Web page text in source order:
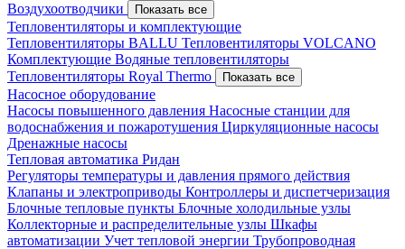
Воздухоотводчики
Показать все
Тепловентиляторы и комплектующие
Тепловентиляторы BALLU Тепловентиляторы VOLCANO
Комплектующие Водяные тепловентиляторы
Тепловентиляторы Royal Thermo
Показать все
Насосное оборудование
Насосы повышенного давления Насосные станции для
водоснабжения и пожаротушения Циркуляционные насосы
Дренажные насосы
Тепловая автоматика Ридан
Регуляторы температуры и давления прямого действия
Клапаны и электроприводы Контроллеры и диспетчеризация
Блочные тепловые пункты Блочные холодильные узлы
Коллекторные и распределительные узлы Шкафы
автоматизации Учет тепловой энергии Трубопроводная